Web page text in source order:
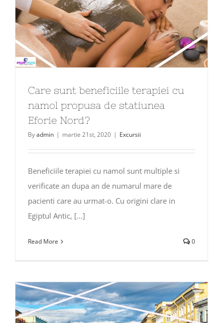
Care sunt beneficiile terapiei cu
namol propusa de statiunea
Eforie Nord?
Byadmin | martie 21st, 2020 | Excursii
Beneficiile terapiei cu namol sunt multiple si
verificate an dupa an de numarul mare de
pacienti care au urmat-o. Cu origini clare in
Egiptul Antic, [...]
Read More 0